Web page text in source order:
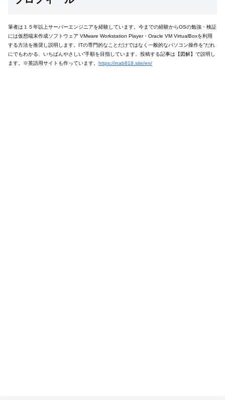
筆者は１５年以上サーバーエンジニアを経験しています。今までの経験からOSの勉強・検証
には仮想端末作成ソフトウェア VMware Workstation Player・Oracle VM VirtualBoxを利用
する方法を推奨し説明します。ITの専門的なことだけではなく一般的なパソコン操作を”だれ
にでもわかる、いちばんやさしい”手順を目指しています。投稿する記事は【図解】で説明し
ます。※英語用サイトも作っています。 https://inab818.site/en/